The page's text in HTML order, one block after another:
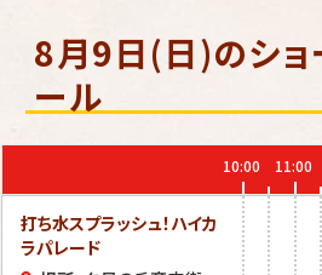
8月9日(日)のショ
ール
10:00 11:00
打ち水スプラッシュ！ハイカ
ラパレード